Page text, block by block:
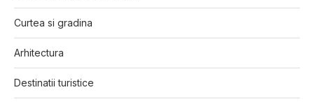
Curtea si gradina
Arhitectura
Destinatii turistice